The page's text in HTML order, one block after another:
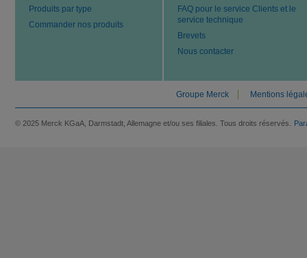
Produits par type
Commander nos produits
FAQ pour le service Clients et le
service technique
Brevets
Nous contacter
Groupe Merck Mentions
© 2025 Merck KGaA, Darmstadt, Allemagne et/ou ses filiales. Tous droits réservés.